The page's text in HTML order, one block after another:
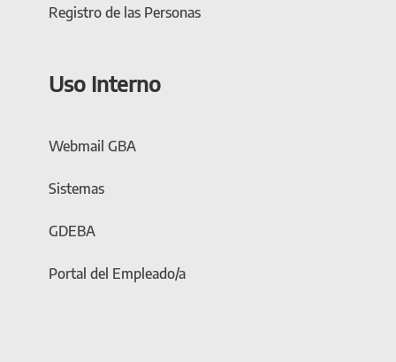
Registro de las Personas
Uso Interno
Webmail GBA
Sistemas
GDEBA
Portal del Empleado/a